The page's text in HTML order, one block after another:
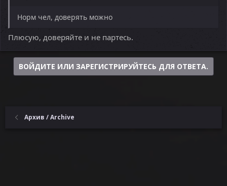
Норм чел, доверять можно
Плюсую, доверяйте и не партесь.
ВОЙДИТЕ ИЛИ ЗАРЕГИСТРИРУЙТЕСЬ ДЛЯ ОТВЕТА.
Архив / Archive